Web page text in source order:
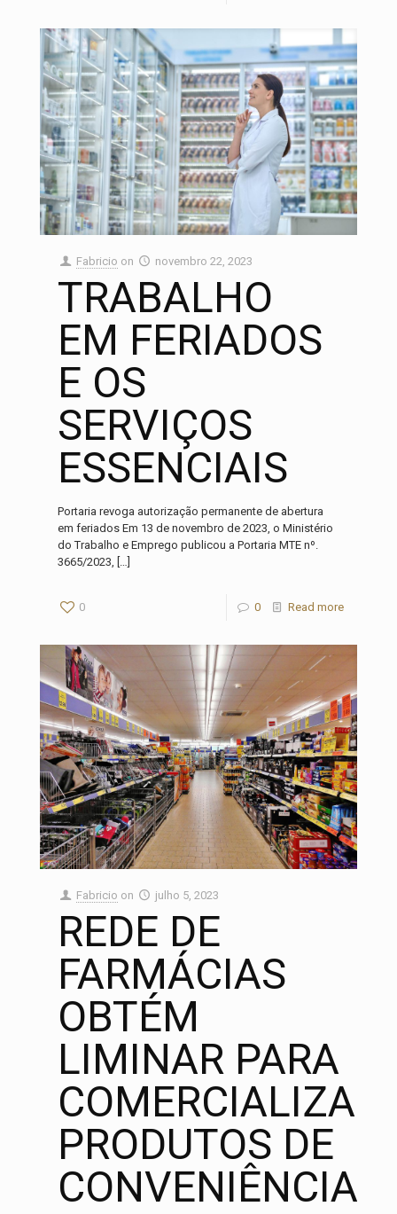
Fabricio on novembro 22, 2023
TRABALHO
EM FERIADOS
E OS
SERVIÇOS
ESSENCIAIS
Portaria revoga autorização permanente de abertura
em feriados Em 13 de novembro de 2023, o Ministério
do Trabalho e Emprego publicou a Portaria MTE nº.
3665/2023,
0 0 Read more
Fabricio on julho 5, 2023
REDE DE
FARMÁCIAS
OBTÉM
LIMINAR PARA
COMERCIALIZAR
PRODUTOS DE
CONVENIÊNCIA